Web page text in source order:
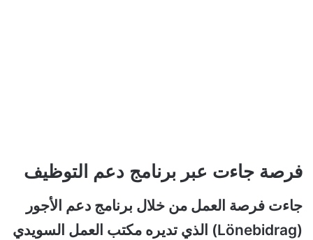
فرصة جاءت عبر برنامج دعم التوظيف
جاءت فرصة العمل من خلال برنامج دعم الأجور
(Lönebidrag) الذي تديره مكتب العمل السويدي